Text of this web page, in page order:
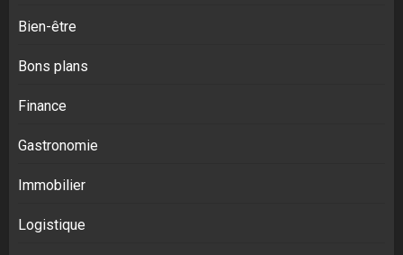
Bien-être
Bons plans
Finance
Gastronomie
Immobilier
Logistique